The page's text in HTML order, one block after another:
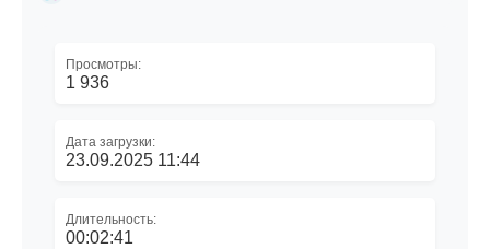
Просмотры:
1 936
Дата загрузки:
23.09.2025 11:44
Длительность:
00:02:41